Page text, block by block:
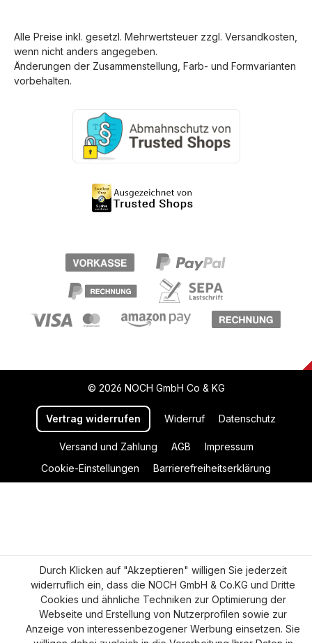
Alle Preise inkl. gesetzl. Mehrwertsteuer zzgl. Versandkosten
wenn nicht anders angegeben.
Änderungen der Zusammenstellung, Farb- und Formvarianten
vorbehalten.
© 2026 NOCH GmbH Co & KG
Vertrag widerrufen Widerruf Datenschutz
Versand und Zahlung AGB
Impressum
Cookie-Einstellungen
Barrierefreiheitserklärung
Durch Klicken auf "Akzeptieren" willigen Sie jederzeit
widerruflich ein, dass die NOCH GmbH & Co.KG und Dritte
Cookies und ähnliche Techniken zur Optimierung der
Webseite und Erstellung von Nutzerprofilen sowie zur
Anzeige von interessenbezogener Werbung einsetzen. Sie